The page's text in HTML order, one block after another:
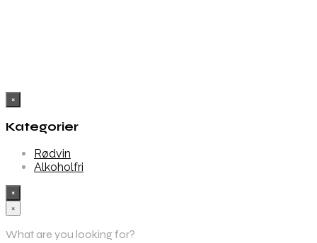
×
Kategorier
Rødvin
Alkoholfri
×
×
What are you looking for?